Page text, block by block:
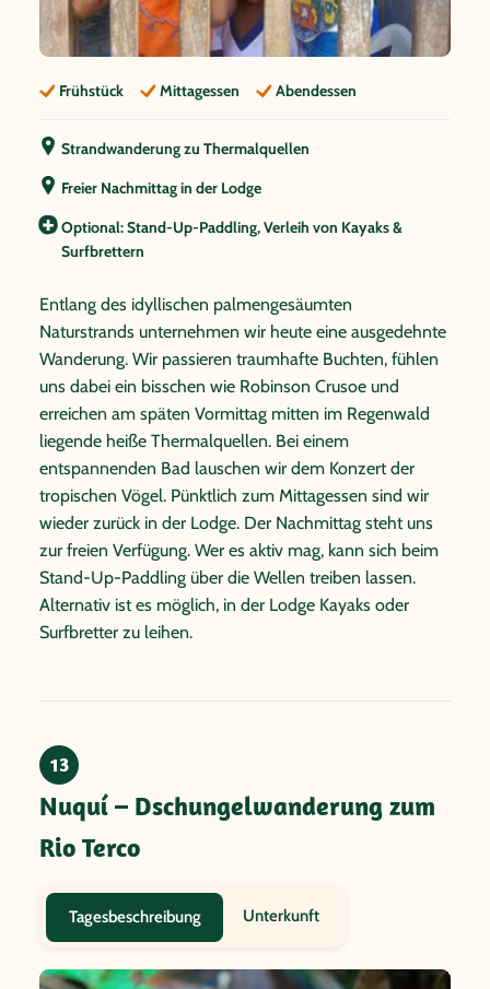
Frühstück Mittagessen Abendessen
Strandwanderung zu Thermalquellen
Freier Nachmittag in der Lodge
Optional: Stand-Up-Paddling, Verleih von Kayaks &
Surfbrettern
Entlang des idyllischen palmengesäumten
Naturstrands unternehmen wir heute eine ausgedehnte
Wanderung. Wir passieren traumhafte Buchten, fühlen
uns dabei ein bisschen wie Robinson Crusoe und
erreichen am späten Vormittag mitten im Regenwald
liegende heiße Thermalquellen. Bei einem
entspannenden Bad lauschen wir dem Konzert der
tropischen Vögel. Pünktlich zum Mittagessen sind wir
wieder zurück in der Lodge. Der Nachmittag steht uns
zur freien Verfügung. Wer es aktiv mag, kann sich beim
Stand-Up-Paddling über die Wellen treiben lassen.
Alternativ ist es möglich, in der Lodge Kayaks oder
Surfbretter zu leihen.
13
Nuquí – Dschungelwanderung zum
Rio Terco
Tagesbeschreibung Unterkunft